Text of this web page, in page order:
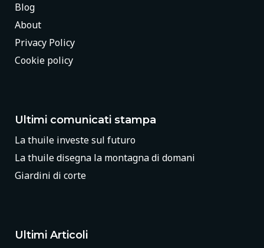
Blog
About
Privacy Policy
Cookie policy
Ultimi comunicati stampa
La thuile investe sul futuro
La thuile disegna la montagna di domani
Giardini di corte
Ultimi Articoli